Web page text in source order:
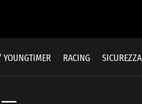
YOUNGTIMER RACING SICUREZZA